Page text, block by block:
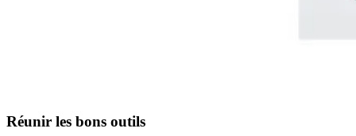
Réunir les bons outils